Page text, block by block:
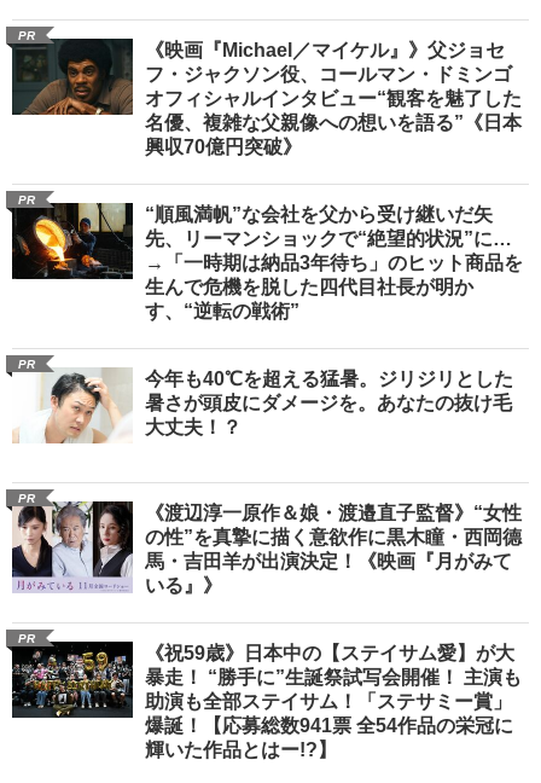
PR
《映画『Michael／マイケル』》父ジョセ
フ・ジャクソン役、コールマン・ドミンゴ
オフィシャルインタビュー“観客を魅了した
名優、複雑な父親像への想いを語る”《日本
興収70億円突破》
PR
“順風満帆”な会社を父から受け継いだ矢
先、リーマンショックで“絶望的状況”に…
→「一時期は納品3年待ち」のヒット商品を
生んで危機を脱した四代目社長が明か
す、“逆転の戦術”
PR
今年も40℃を超える猛暑。ジリジリとした
暑さが頭皮にダメージを。あなたの抜け毛
大丈夫！？
PR
《渡辺淳一原作＆娘・渡邉直子監督》“女性
の性”を真摯に描く意欲作に黒木瞳・西岡德
馬・吉田羊が出演決定！《映画『月がみて
いる』》
PR
《祝59歳》日本中の【ステイサム愛】が大
暴走！ “勝手に”生誕祭試写会開催！ 主演も
助演も全部ステイサム！「ステサミー賞」
爆誕！【応募総数941票 全54作品の栄冠に
輝いた作品とはー!?】